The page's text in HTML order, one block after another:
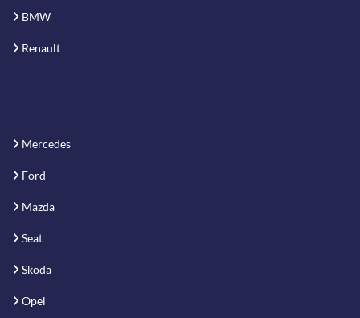
BMW
Renault
Mercedes
Ford
Mazda
Seat
Skoda
Opel